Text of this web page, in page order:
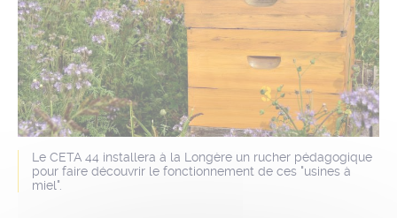
Le CETA 44 installera à la Longère un rucher pédagogique
pour faire découvrir le fonctionnement de ces "usines à
miel".